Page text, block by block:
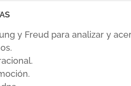
y Freud para analizar y